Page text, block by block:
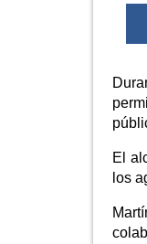
El
los